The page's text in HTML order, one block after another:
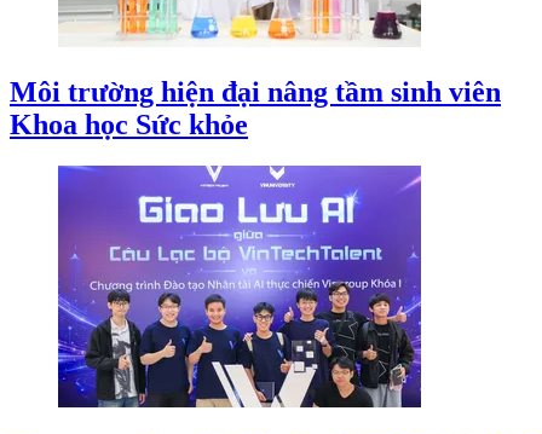
Môi trường hiện đại nâng tầm sinh viên
Khoa học Sức khỏe